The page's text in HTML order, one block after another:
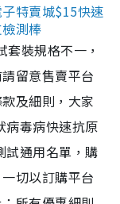
特賣城$15快速
測棒
裝規格不一，
留意售賣平台
及細則，大家
病毒病快速抗原
試通用名單，購
切以訂購平台